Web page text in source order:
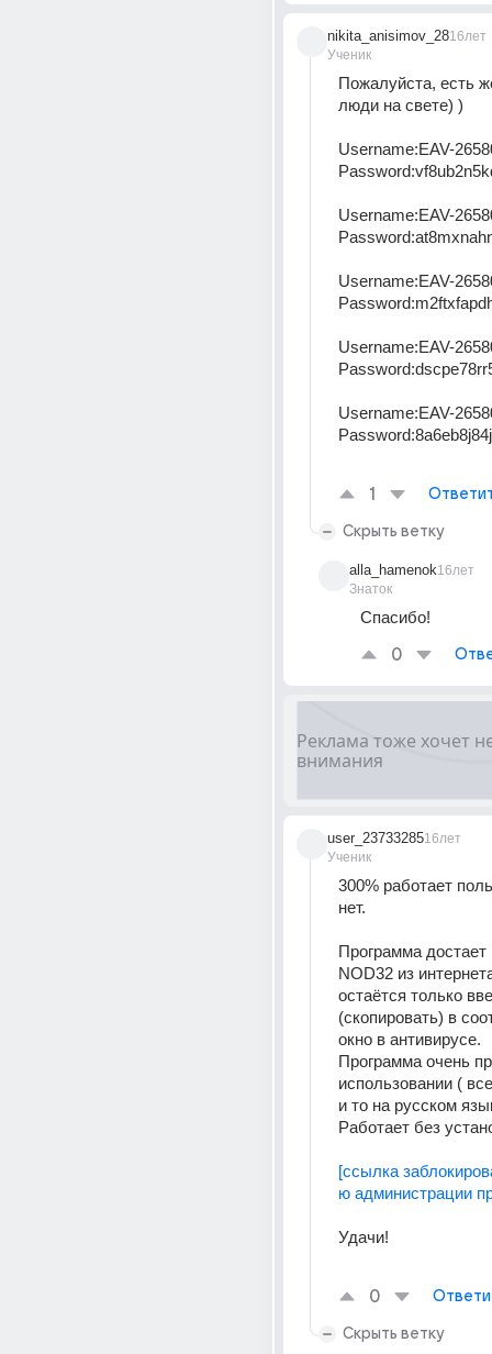
nikita_anisimov_28
Ученик
16лет
Пожалуйста, есть
люди на свете) )
Username:EAV-
Username:EAV-
Username:EAV-
Username:EAV-
Username:EAV-
1
Скрыть ветку
alla_hamenok
Знаток
16лет
Спасибо!
0
user_23733285
Ученик
16лет
300% работает
нет.
Программа
NOD32 из
остаётся только
(скопировать) в
окно в антивирусе.
Программа очень
использовании (
и то на русском
Работает без
[ссылка
ю администрации
Удачи!
0
Скрыть ветку